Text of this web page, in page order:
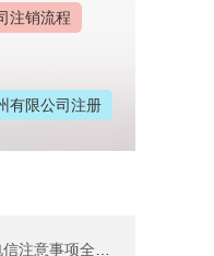
注销流程
有限公司注册
意事项全流程...